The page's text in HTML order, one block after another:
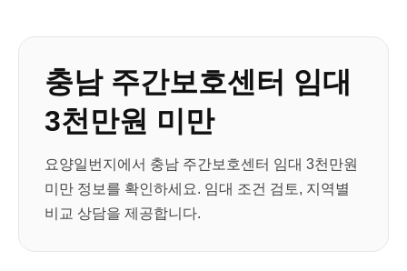
충남 주간보호센터 임대
3천만원 미만
요양일번지에서 충남 주간보호센터 임대 3천만원
미만 정보를 확인하세요. 임대 조건 검토, 지역별
비교 상담을 제공합니다.